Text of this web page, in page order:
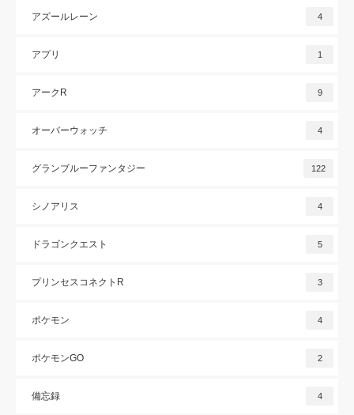
アズールレーン 4
アプリ 1
アークR 9
オーバーウォッチ 4
グランブルーファンタジー 122
シノアリス 4
ドラゴンクエスト 5
プリンセスコネクトR 3
ポケモン 4
ポケモンGO 2
備忘録 4